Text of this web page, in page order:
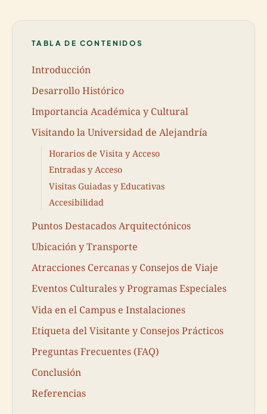
TABLA DE CONTENIDOS
Introducción
Desarrollo Histórico
Importancia Académica y Cultural
Visitando la Universidad de Alejandría
Horarios de Visita y Acceso
Entradas y Acceso
Visitas Guiadas y Educativas
Accesibilidad
Puntos Destacados Arquitectónicos
Ubicación y Transporte
Atracciones Cercanas y Consejos de Viaje
Eventos Culturales y Programas Especiales
Vida en el Campus e Instalaciones
Etiqueta del Visitante y Consejos Prácticos
Preguntas Frecuentes (FAQ)
Conclusión
Referencias